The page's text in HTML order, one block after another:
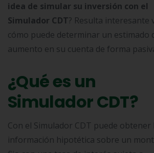
idea de simular su inversión con el
Simulador CDT? Resulta interesante
cómo puede determinar un estimado
aumento en su cuenta de forma
¿Qué es un
Simulador CDT?
Con el Simulador CDT puede obtener
información hipotética sobre un